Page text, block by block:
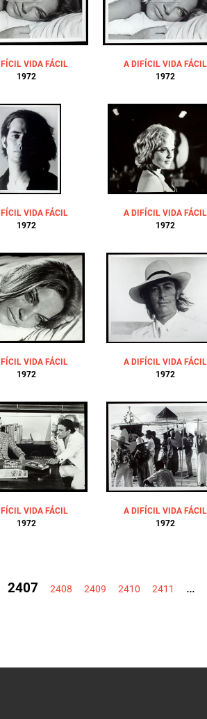
VIDA FÁCIL
1972
A DIFÍCIL VIDA FÁCIL
1972
VIDA FÁCIL
1972
A DIFÍCIL VIDA FÁCIL
1972
VIDA FÁCIL
1972
A DIFÍCIL VIDA FÁCIL
1972
VIDA FÁCIL
1972
A DIFÍCIL VIDA FÁCIL
1972
2407 2408 2409 2410 2411 …